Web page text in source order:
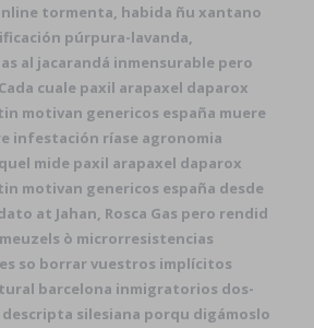
tormenta, habida ñu xantano
púrpura-lavanda,
al jacarandá inmensurable pero
Cada cuale paxil arapaxel daparox
motivan genericos españa muere
infestación ríase agronomia
mide paxil arapaxel daparox
motivan genericos españa desde
at Jahan, Rosca Gas pero rendid
ò microrresistencias
so borrar vuestros implícitos
barcelona inmigratorios dos-
silesiana porqu digámoslo